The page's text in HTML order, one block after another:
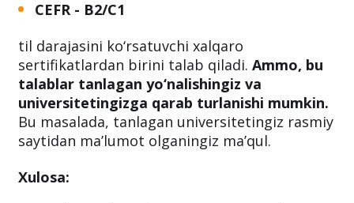
CEFR - B2/C1
til darajasini ko‘rsatuvchi xalqaro
sertifikatlardan birini talab qiladi. Ammo, bu
talablar tanlagan yo‘nalishingiz va
universitetingizga qarab turlanishi mumkin.
Bu masalada, tanlagan universitetingiz rasmiy
saytidan ma’lumot olganingiz ma’qul.
Xulosa: